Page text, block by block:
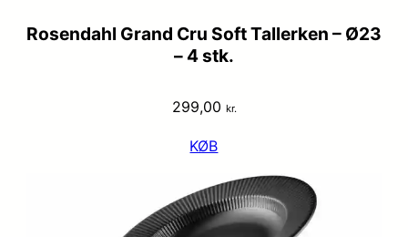
Rosendahl Grand Cru Soft Tallerken – Ø23
– 4 stk.
299,00 kr.
KØB